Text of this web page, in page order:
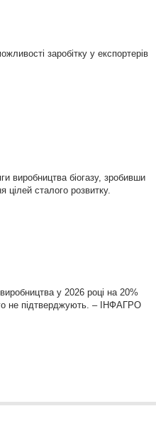
заробітку у експортерів
виробництва біогазу, зробивши
цілей сталого розвитку.
у 2026 році на 20%
не підтверджують. – ІНФАГРО